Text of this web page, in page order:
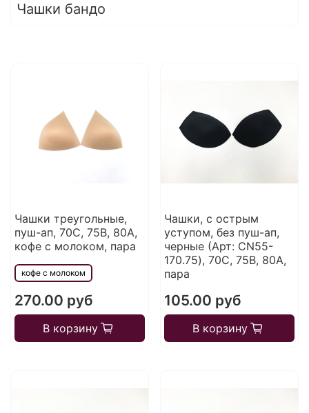
Чашки бандо
Чашки треугольные,
пуш-ап, 70C, 75В, 80A,
кофе с молоком, пара
кофе с молоком
270.00 руб
В корзину
Чашки, с острым
уступом, без пуш-ап,
черные (Арт: CN55-
170.75), 70C, 75В, 80А,
пара
105.00 руб
В корзину